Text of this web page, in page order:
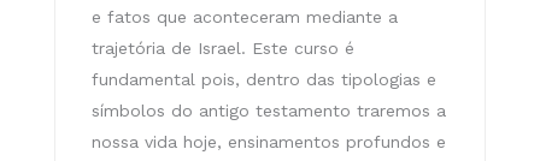
e fatos que aconteceram mediante a
trajetória de Israel. Este curso é
fundamental pois, dentro das tipologias e
símbolos do antigo testamento traremos a
nossa vida hoje, ensinamentos profundos e